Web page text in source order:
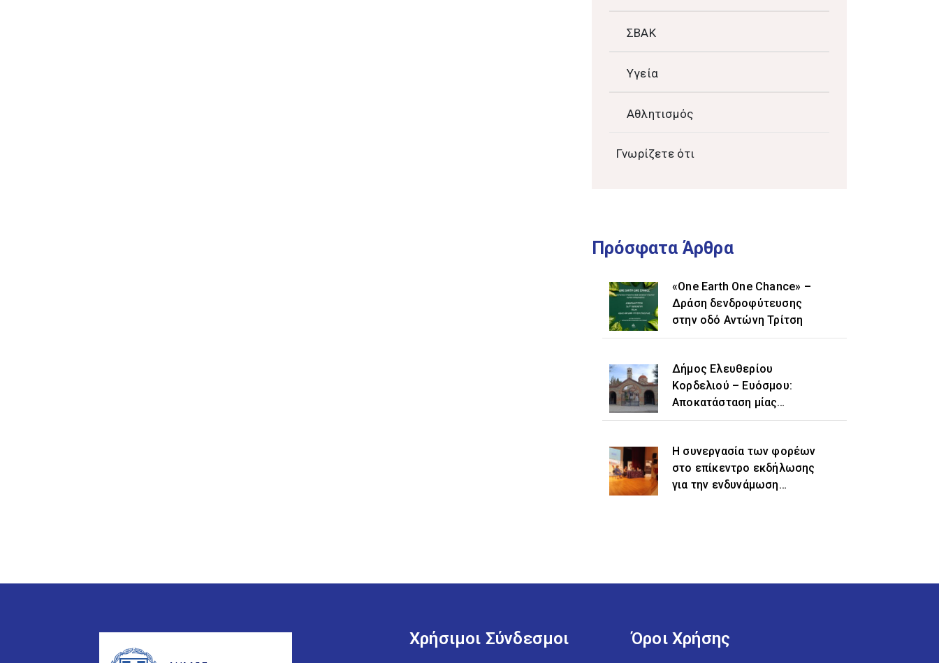
ΣΒΑΚ
Υγεία
Αθλητισμός
Γνωρίζετε ότι
Πρόσφατα Άρθρα
«One Earth One Chance» –
Δράση δενδροφύτευσης
στην οδό Αντώνη Τρίτση
Δήμος Ελευθερίου
Κορδελιού – Ευόσμου:
Αποκατάσταση μίας
ιστορικής αδικίας η
«Ελευθέριο» στην
ονομασία του δήμου
Η συνεργασία των φορέων
στο επίκεντρο εκδήλωσης
για την ενδυνάμωση
Χρήσιμοι Σύνδεσμοι Όροι Χρήσης